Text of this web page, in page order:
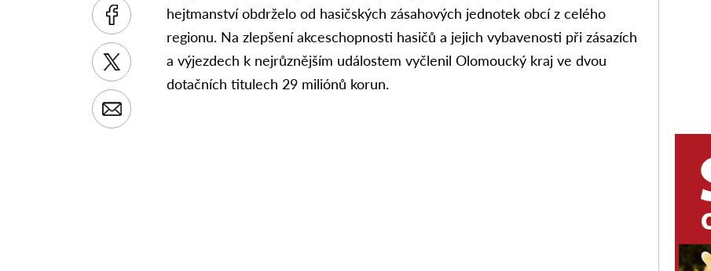
hejtmanství obdrželo od hasičských zásahových jednotek obcí z celého
regionu. Na zlepšení akceschopnosti hasičů a jejich vybavenosti při zásazích
a výjezdech k nejrůznějším událostem vyčlenil Olomoucký kraj ve dvou
dotačních titulech 29 miliónů korun.